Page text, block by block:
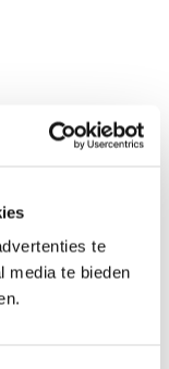
te
media te bieden